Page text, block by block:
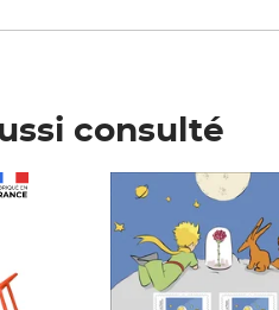
consulté
Prix 6,25€ HT